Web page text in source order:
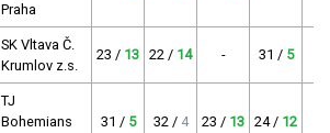
Praha
SK Vltava Č.
Krumlov z.s.
23 / 13 22 / 14 - 31 / 5
TJ
Bohemians
31 / 5 32 / 4 23 / 13 24 / 12